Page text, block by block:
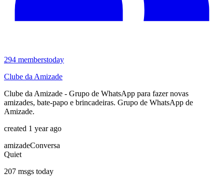
294 memberstoday
Clube da Amizade
Clube da Amizade - Grupo de WhatsApp para fazer novas
amizades, bate-papo e brincadeiras. Grupo de WhatsApp de
Amizade.
created 1 year ago
amizadeConversa
Quiet
207 msgs today